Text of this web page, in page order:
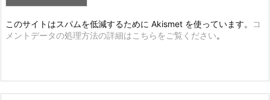
このサイトはスパムを低減するために Akismet を使っています。
コ
メントデータの処理方法の詳細はこちらをご覧ください。